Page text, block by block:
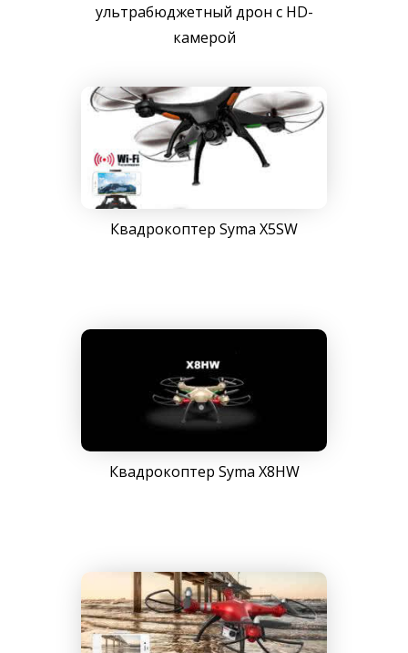
ультрабюджетный дрон с HD-
камерой
Квадрокоптер Syma X5SW
Квадрокоптер Syma X8HW